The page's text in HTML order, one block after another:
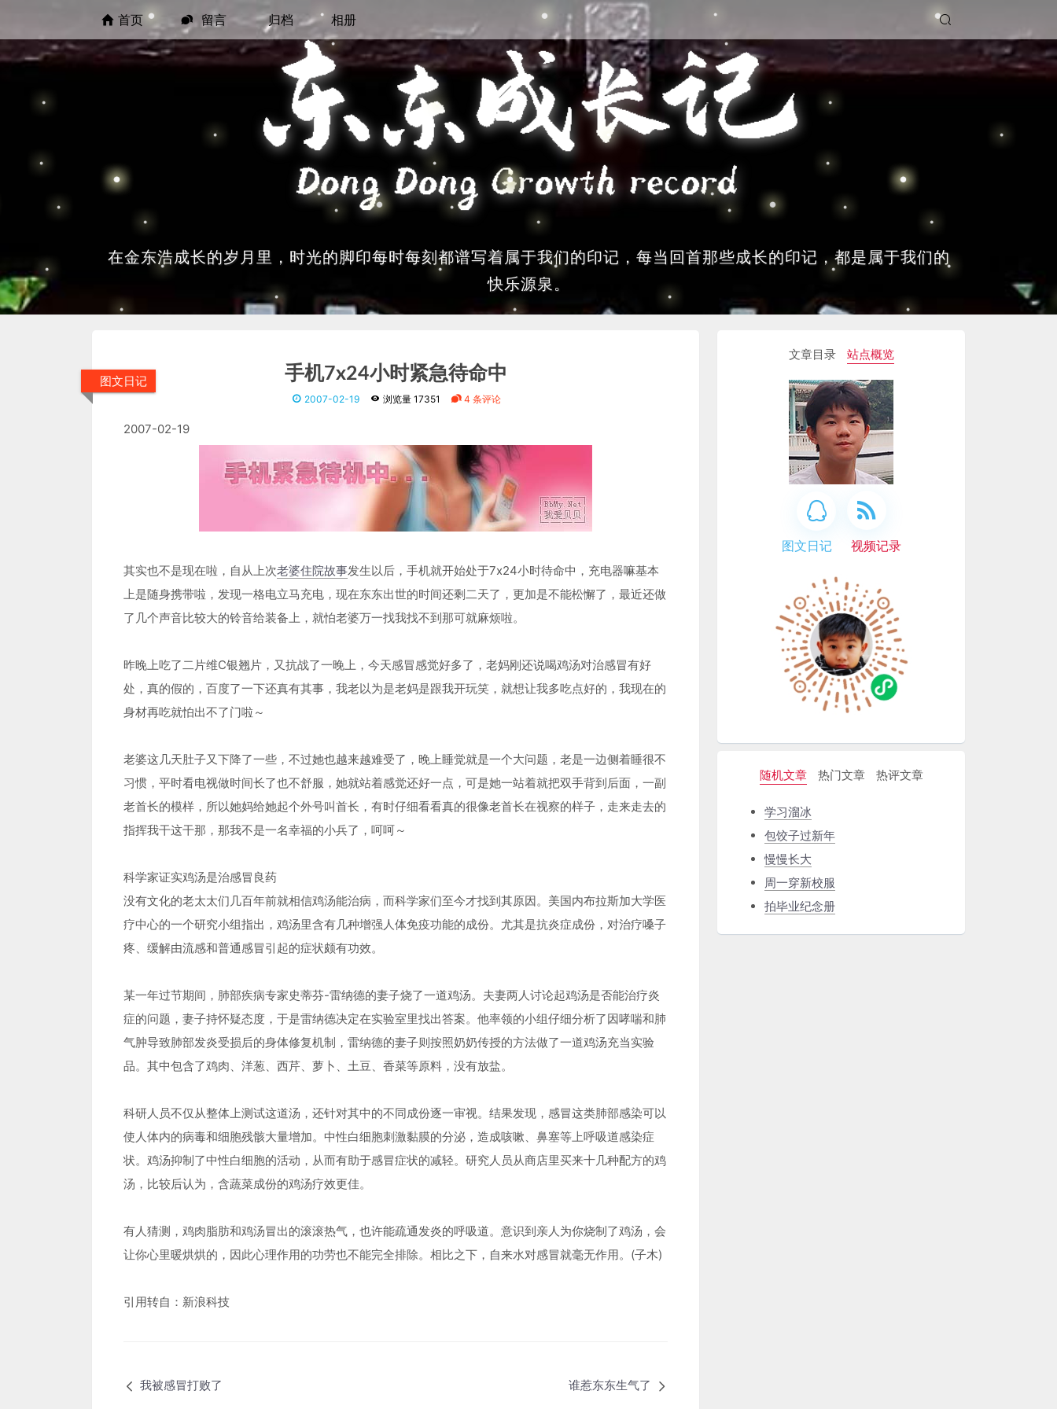
首页 留言 归档 相册
在金东浩成长的岁月里，时光的脚印每时每刻都谱写着属于我们的印记，每当回首那些成长的印记，都是属于我们的
快乐源泉。
图文日记 手机7x24小时紧急待命中
2007-02-19 浏览量 17351 4 条评论
2007-02-19
其实也不是现在啦，自从上次老婆住院故事发生以后，手机就开始处于7x24小时待命中，充电器嘛基本
上是随身携带啦，发现一格电立马充电，现在东东出世的时间还剩二天了，更加是不能松懈了，最近还做
了几个声音比较大的铃音给装备上，就怕老婆万一找我找不到那可就麻烦啦。
昨晚上吃了二片维C银翘片，又抗战了一晚上，今天感冒感觉好多了，老妈刚还说喝鸡汤对治感冒有好
处，真的假的，百度了一下还真有其事，我老以为是老妈是跟我开玩笑，就想让我多吃点好的，我现在的
身材再吃就怕出不了门啦～
老婆这几天肚子又下降了一些，不过她也越来越难受了，晚上睡觉就是一个大问题，老是一边侧着睡很不
习惯，平时看电视做时间长了也不舒服，她就站着感觉还好一点，可是她一站着就把双手背到后面，一副
老首长的模样，所以她妈给她起个外号叫首长，有时仔细看看真的很像老首长在视察的样子，走来走去的
指挥我干这干那，那我不是一名幸福的小兵了，呵呵～
科学家证实鸡汤是治感冒良药
没有文化的老太太们几百年前就相信鸡汤能治病，而科学家们至今才找到其原因。美国内布拉斯加大学医
疗中心的一个研究小组指出，鸡汤里含有几种增强人体免疫功能的成份。尤其是抗炎症成份，对治疗嗓子
疼、缓解由流感和普通感冒引起的症状颇有功效。
某一年过节期间，肺部疾病专家史蒂芬-雷纳德的妻子烧了一道鸡汤。夫妻两人讨论起鸡汤是否能治疗炎
症的问题，妻子持怀疑态度，于是雷纳德决定在实验室里找出答案。他率领的小组仔细分析了因哮喘和肺
气肿导致肺部发炎受损后的身体修复机制，雷纳德的妻子则按照奶奶传授的方法做了一道鸡汤充当实验
品。其中包含了鸡肉、洋葱、西芹、萝卜、土豆、香菜等原料，没有放盐。
科研人员不仅从整体上测试这道汤，还针对其中的不同成份逐一审视。结果发现，感冒这类肺部感染可以
使人体内的病毒和细胞残骸大量增加。中性白细胞刺激黏膜的分泌，造成咳嗽、鼻塞等上呼吸道感染症
状。鸡汤抑制了中性白细胞的活动，从而有助于感冒症状的减轻。研究人员从商店里买来十几种配方的鸡
汤，比较后认为，含蔬菜成份的鸡汤疗效更佳。
有人猜测，鸡肉脂肪和鸡汤冒出的滚滚热气，也许能疏通发炎的呼吸道。意识到亲人为你烧制了鸡汤，会
让你心里暖烘烘的，因此心理作用的功劳也不能完全排除。相比之下，自来水对感冒就毫无作用。(子木)
引用转自：新浪科技
我被感冒打败了 谁惹东东生气了
文章目录 站点概览
图文日记 视频记录
随机文章 热门文章 热评文章
学习溜冰
包饺子过新年
慢慢长大
周一穿新校服
拍毕业纪念册